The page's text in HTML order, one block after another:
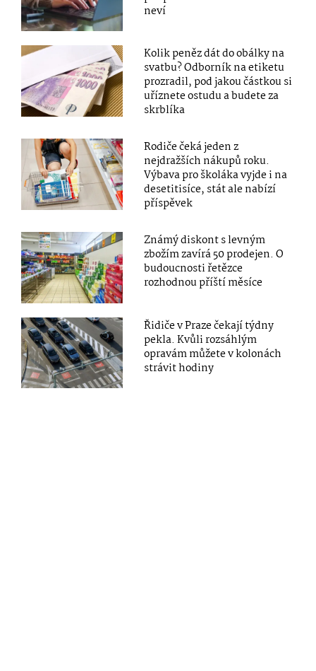
neví
Kolik peněz dát do obálky na
svatbu? Odborník na etiketu
prozradil, pod jakou částkou si
uříznete ostudu a budete za
skrblíka
Rodiče čeká jeden z
nejdražších nákupů roku.
Výbava pro školáka vyjde i na
desetitisíce, stát ale nabízí
příspěvek
Známý diskont s levným
zbožím zavírá 50 prodejen. O
budoucnosti řetězce
rozhodnou příští měsíce
Řidiče v Praze čekají týdny
pekla. Kvůli rozsáhlým
opravám můžete v kolonách
strávit hodiny